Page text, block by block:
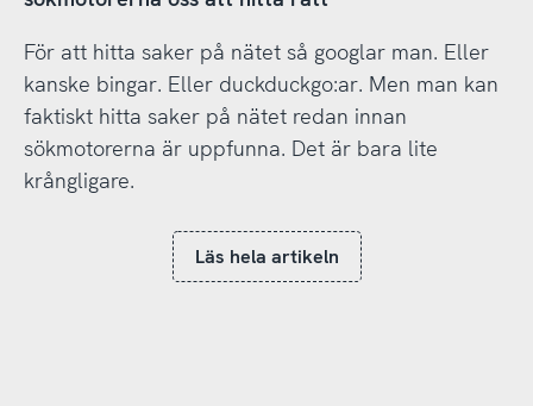
För att hitta saker på nätet så googlar man. Eller
kanske bingar. Eller duckduckgo:ar. Men man kan
faktiskt hitta saker på nätet redan innan
sökmotorerna är uppfunna. Det är bara lite
krångligare.
Läs hela artikeln